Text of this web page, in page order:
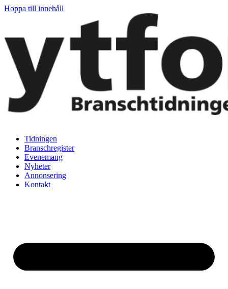
Hoppa till innehåll
Tidningen
Branschregister
Evenemang
Nyheter
Annonsering
Kontakt